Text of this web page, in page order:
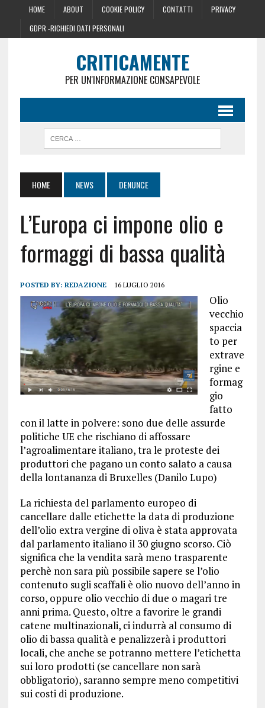
HOME ABOUT COOKIE POLICY CONTATTI
PRIVACY
GDPR -RICHIEDI DATI PERSONALI
CRITICAMENTE
PER UN'INFORMAZIONE CONSAPEVOLE
HOME NEWS DENUNCE
L’Europa ci impone olio e
formaggi di bassa qualità
POSTED BY: REDAZIONE 16 LUGLIO 2016
Olio
vecchio
spaccia
to per
extrave
rgine e
formag
gio
fatto
con il latte in polvere: sono due delle assurde
politiche UE che rischiano di affossare
l’agroalimentare italiano, tra le proteste dei
produttori che pagano un conto salato a causa
della lontananza di Bruxelles (Danilo Lupo)
La richiesta del parlamento europeo di
cancellare dalle etichette la data di produzione
dell’olio extra vergine di oliva è stata approvata
dal parlamento italiano il 30 giugno scorso. Ciò
significa che la vendita sarà meno trasparente
perchè non sara più possibile sapere se l’olio
contenuto sugli scaffali è olio nuovo dell’anno in
corso, oppure olio vecchio di due o magari tre
anni prima. Questo, oltre a favorire le grandi
catene multinazionali, ci indurrà al consumo di
olio di bassa qualità e penalizzerà i produttori
locali, che anche se potranno mettere l’etichetta
sui loro prodotti (se cancellare non sarà
obbligatorio), saranno sempre meno competitivi
sui costi di produzione.